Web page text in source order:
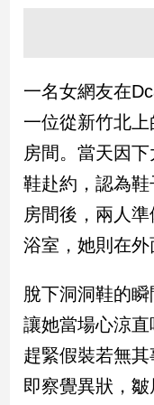
政
治
焦
品
觀
民
調
國
會
點
一名女網友在
一位從新竹北
房間。當天因
鞋赴約，認為
房間後，兩人
浴室，她則在外
脫下洞洞鞋的
讓她當場心涼
趕緊假裝若無
即察覺異狀，皺